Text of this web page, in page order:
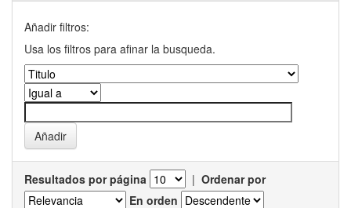
Añadir filtros:
Usa los filtros para afinar la busqueda.
Resultados por página | Ordenar por
En orden